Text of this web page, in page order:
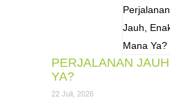
PERJALANAN
YA?
22 Juli, 2026